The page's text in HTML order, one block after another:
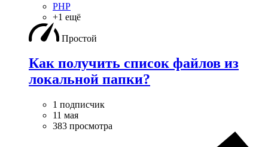
PHP
+1 ещё
Простой
Как получить список файлов из
локальной папки?
1 подписчик
11 мая
383 просмотра